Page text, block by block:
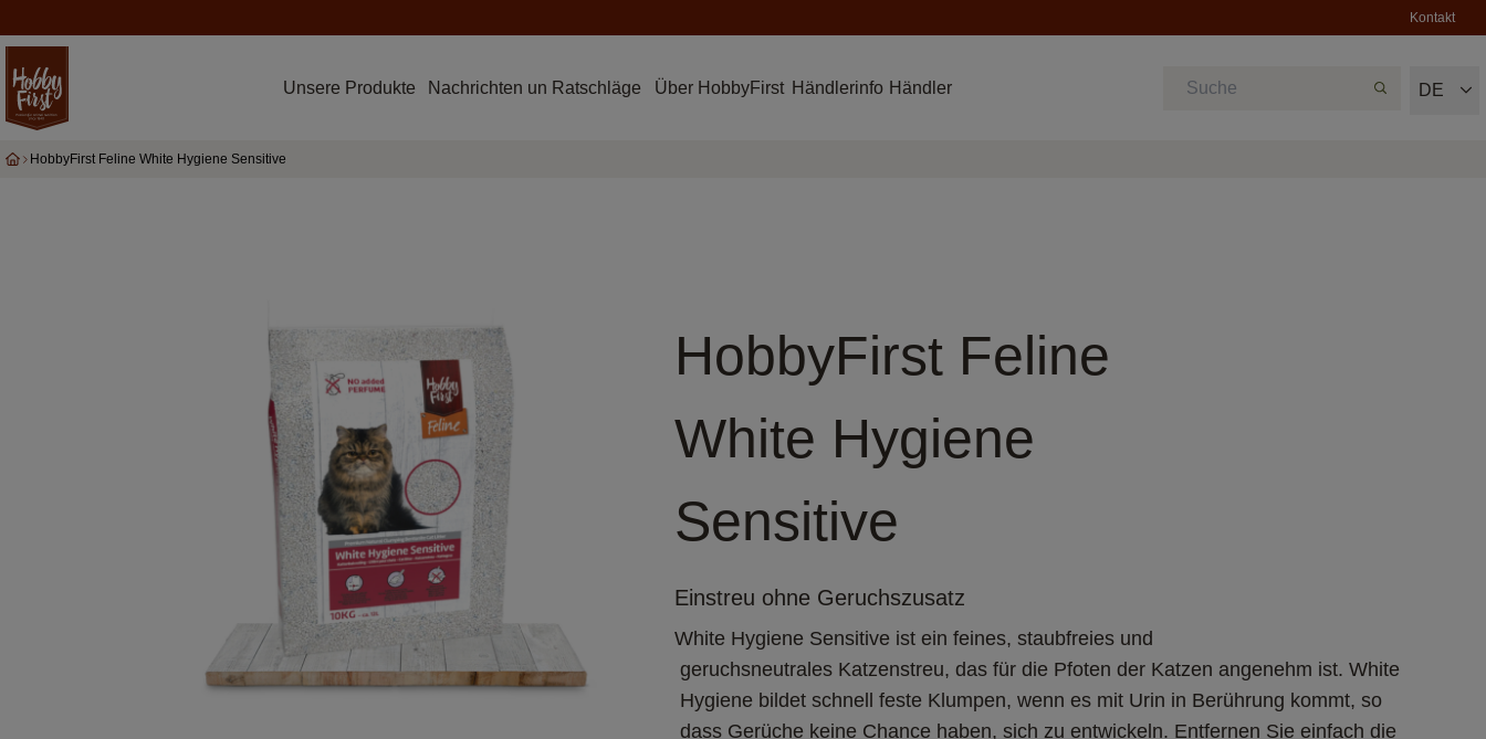
Kontakt
Unsere Produkte Nachrichten un Ratschläge Über HobbyFirst Händlerinfo Händler DE
HobbyFirst Feline White Hygiene Sensitive
HobbyFirst Feline
White Hygiene
Sensitive
Einstreu ohne Geruchszusatz
White Hygiene Sensitive ist ein feines, staubfreies und